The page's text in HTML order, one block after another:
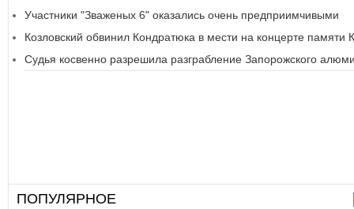
Участники "Зваженых 6" оказались очень предприимчивыми
Козловский обвинил Кондратюка в мести на концерте памяти
Судья косвенно разрешила разграбление Запорожского
ПОПУЛЯРНОЕ